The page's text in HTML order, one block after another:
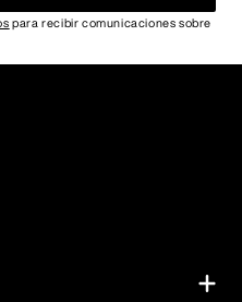
para recibir comunicaciones sobre